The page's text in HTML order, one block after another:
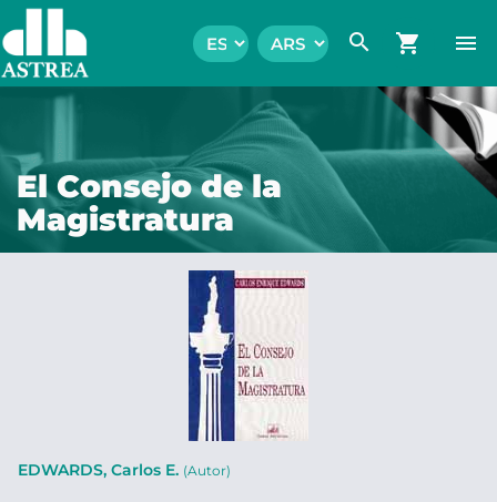
search shopping_cart menu
El Consejo de la
Magistratura
EDWARDS, Carlos E. (Autor)